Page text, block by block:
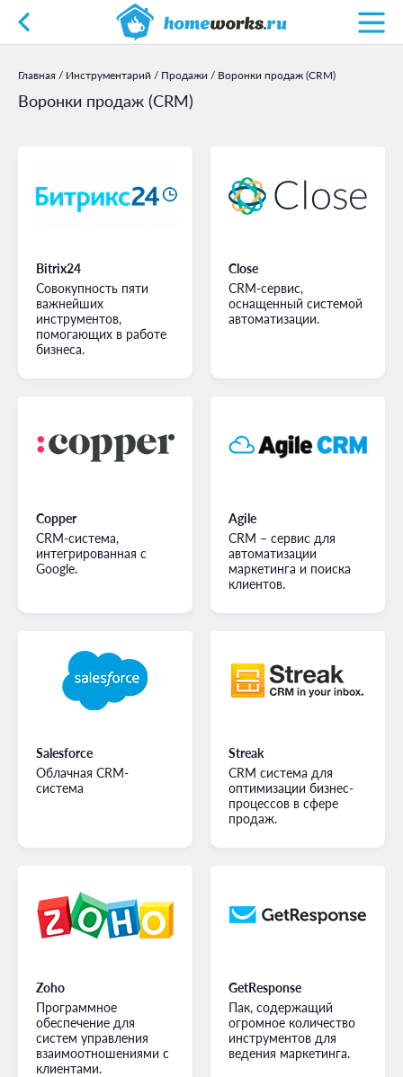
Главная / Инструментарий / Продажи / Воронки продаж (CRM)
Воронки продаж (CRM)
Bitrix24
Совокупность пяти
важнейших
инструментов,
помогающих в работе
бизнеса.
Close
CRM-сервис,
оснащенный системой
автоматизации.
Copper
CRM-система,
интегрированная с
Google.
Agile
CRM – сервис для
автоматизации
маркетинга и поиска
клиентов.
Salesforce
Облачная CRM-
система
Streak
CRM система для
оптимизации бизнес-
процессов в сфере
продаж.
Zoho
Программное
обеспечение для
систем управления
взаимоотношениями с
клиентами.
GetResponse
Пак, содержащий
огромное количество
инструментов для
ведения маркетинга.